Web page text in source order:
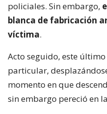
policiales. Sin embargo,
blanca de fabricación
víctima.
Acto seguido, este
particular,
momento en que
sin embargo pereció en